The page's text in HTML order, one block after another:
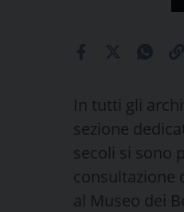
In tutti gli
sezione
secoli si sono
consultazione
al Museo dei